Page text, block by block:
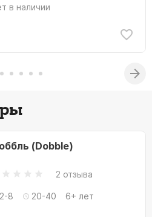
в наличии
(Dobble)
2 отзыва
2-8 20-40 6+ лет